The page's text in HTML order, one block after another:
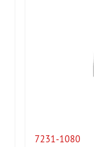
7231-1080